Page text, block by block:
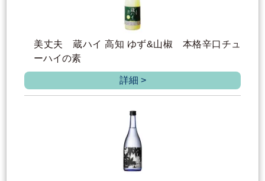
美丈夫 蔵ハイ 高知 ゆず&山椒 本格辛口チュ
ーハイの素
詳細 >